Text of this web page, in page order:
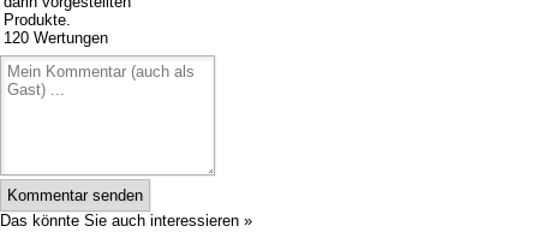
120 Wertungen
Kommentar senden
Das könnte Sie auch interessieren »